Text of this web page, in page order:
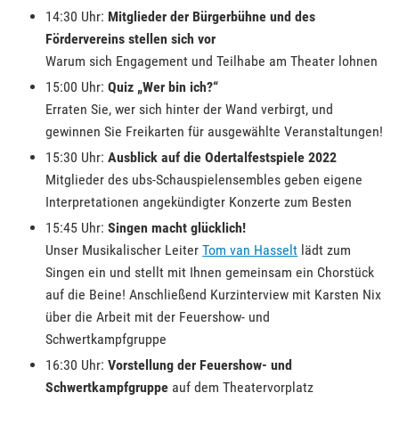
14:30 Uhr: Mitglieder der Bürgerbühne und des
Fördervereins stellen sich vor
Warum sich Engagement und Teilhabe am Theater lohnen
15:00 Uhr:Quiz „Wer bin ich?“
Erraten Sie, wer sich hinter der Wand verbirgt, und
gewinnen Sie Freikarten für ausgewählte Veranstaltungen!
15:30 Uhr:Ausblick auf die Odertalfestspiele 2022
Mitglieder des ubs-Schauspielensembles geben eigene
Interpretationen angekündigter Konzerte zum Besten
15:45 Uhr:Singen macht glücklich!
Unser Musikalischer LeiterTom van Hasselt lädt zum
Singen ein und stellt mit Ihnen gemeinsam ein Chorstück
auf die Beine! Anschließend Kurzinterview mit Karsten Nix
über die Arbeit mit der Feuershow- und
Schwertkampfgruppe
16:30 Uhr:Vorstellung der Feuershow- und
Schwertkampfgruppe auf dem Theatervorplatz